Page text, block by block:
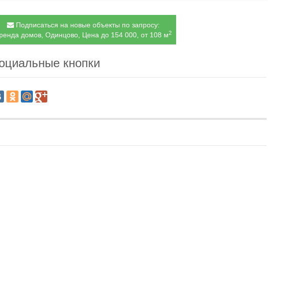
Подписаться на новые объекты по запросу:
домов, Одинцово, Цена до 154 000, от 108 м2
кнопки